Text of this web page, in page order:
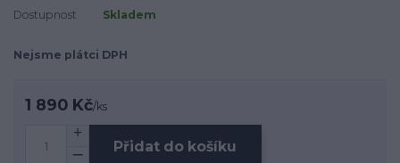
Dostupnost Skladem
Nejsme plátci DPH
1 890 Kč/ks
Přidat do košíku